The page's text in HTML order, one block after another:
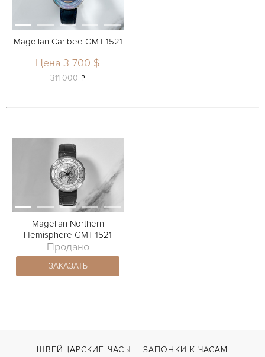
Magellan Caribee GMT 1521
Цена 3 700 $
311 000 ь
Magellan Northern
Hemisphere GMT 1521
Продано
ЗАКАЗАТЬ
ШВЕЙЦАРСКИЕ ЧАСЫ
ЗАПОНКИ К ЧАСАМ